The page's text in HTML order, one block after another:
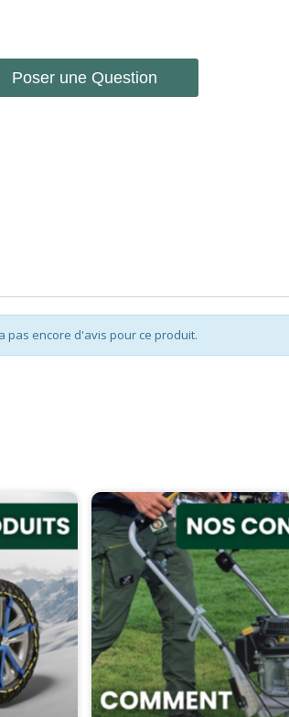
Poser une Question
pas encore d'avis pour ce produit.